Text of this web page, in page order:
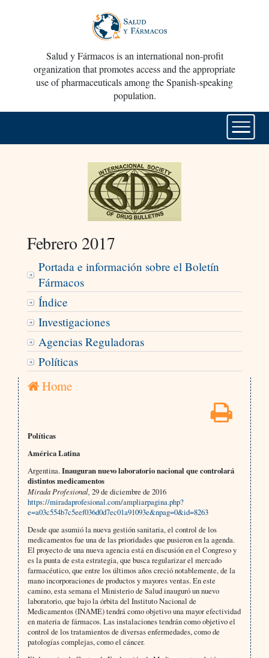
Salud y Fármacos is an international non-profit
organization that promotes access and the appropriate
use of pharmaceuticals among the Spanish-speaking
population.
Febrero 2017
Portada e información sobre el Boletín
Fármacos
Índice
Investigaciones
Agencias Reguladoras
Políticas
Home
Políticas
América Latina
Argentina.Inauguran nuevo laboratorio nacional que controlará
distintos medicamentos
Mirada Profesional, 29 de diciembre de 2016
https://miradaprofesional.com/ampliarpagina.php?
e=a03c554b7c5eef036d0d7ec01a91093e&npag=0&id=8263
Desde que asumió la nueva gestión sanitaria, el control de los
medicamentos fue una de las prioridades que pusieron en la agenda.
El proyecto de una nueva agencia está en discusión en el Congreso y
es la punta de esta estrategia, que busca regularizar el mercado
farmacéutico, que entre los últimos años creció notablemente, de la
mano incorporaciones de productos y mayores ventas. En este
camino, esta semana el Ministerio de Salud inauguró un nuevo
laboratorio, que bajo la órbita del Instituto Nacional de
Medicamentos (INAME) tendrá como objetivo una mayor efectividad
en materia de fármacos. Las instalaciones tendrán como objetivo el
control de los tratamientos de diversas enfermedades, como de
patologías complejas, como el cáncer.